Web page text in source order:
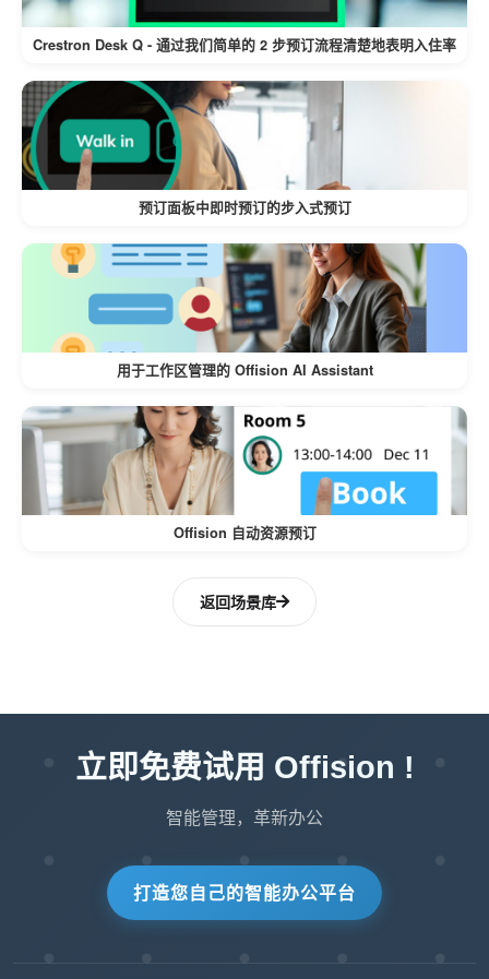
Crestron Desk Q - 通过我们简单的 2 步预订流程清楚地表明入住率
预订面板中即时预订的步入式预订
用于工作区管理的 Offision AI Assistant
Offision 自动资源预订
返回场景库
立即免费试用 Offision !
智能管理，革新办公
打造您自己的智能办公平台